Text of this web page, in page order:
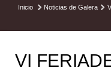
Inicio Noticias de Galera
VI